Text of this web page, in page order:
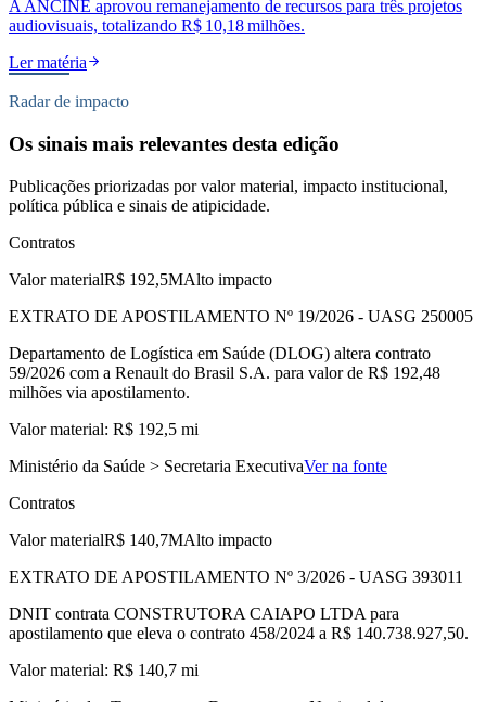
A ANCINE aprovou remanejamento de recursos para três projetos
audiovisuais, totalizando R$ 10,18 milhões.
Ler matéria
Radar de impacto
Os sinais mais relevantes desta edição
Publicações priorizadas por valor material, impacto institucional,
política pública e sinais de atipicidade.
Contratos
Valor materialR$ 192,5MAlto impacto
EXTRATO DE APOSTILAMENTO Nº 19/2026 - UASG 250005
Departamento de Logística em Saúde (DLOG) altera contrato
59/2026 com a Renault do Brasil S.A. para valor de R$ 192,48
milhões via apostilamento.
Valor material: R$ 192,5 mi
Ministério da Saúde > Secretaria ExecutivaVer na fonte
Contratos
Valor materialR$ 140,7MAlto impacto
EXTRATO DE APOSTILAMENTO Nº 3/2026 - UASG 393011
DNIT contrata CONSTRUTORA CAIAPO LTDA para
apostilamento que eleva o contrato 458/2024 a R$ 140.738.927,50.
Valor material: R$ 140,7 mi